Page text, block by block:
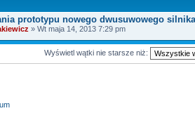
prototypu nowego dwusuwowego silnika
» Wt maja 14, 2013 7:29 pm
Wyświetl wątki nie starsze niż: